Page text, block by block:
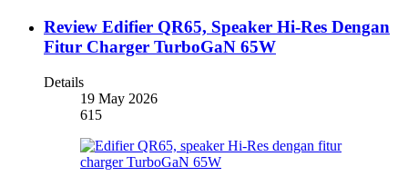
Review Edifier QR65, Speaker Hi-Res Dengan
Fitur Charger TurboGaN 65W
Details
19 May 2026
615